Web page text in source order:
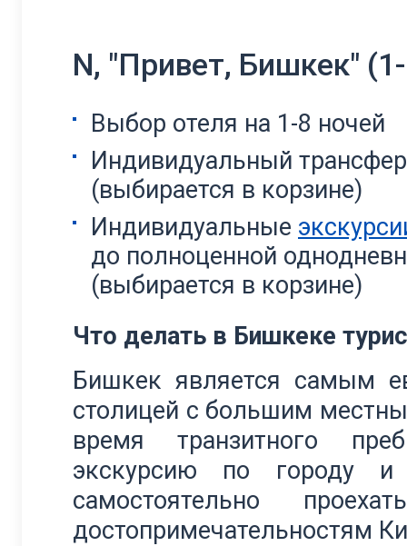
N, "Привет, Бишкек"
Выбор отеля на 1-8 ночей
Индивидуальный
(выбирается в корзине)
Индивидуальные
до полноценной
(выбирается в корзине)
Что делать в Бишкеке
Бишкек является самым
столицей с большим
время транзитного
экскурсию по городу
самостоятельно
достопримечательностям